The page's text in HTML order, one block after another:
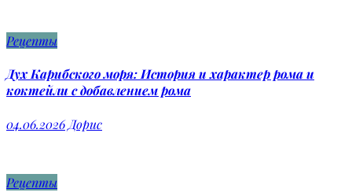
Рецепты
Дух Карибского моря: История и характер рома и
коктейли с добавлением рома
04.06.2026 Дорис
Рецепты